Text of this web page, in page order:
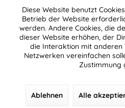
Diese Website benutzt
Betrieb der Website
werden. Andere Cookies, die
dieser Website erhöhen, der
die Interaktion mit anderen
Netzwerken vereinfachen
Zustimmung
Ablehnen Alle